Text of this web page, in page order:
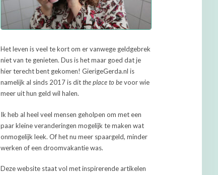
Het leven is veel te kort om er vanwege geldgebrek
niet van te genieten. Dus is het maar goed dat je
hier terecht bent gekomen! GierigeGerda.nl is
namelijk al sinds 2017 is ditthe place to bevoor wie
meer uit hun geld wil halen.
Ik heb al heel veel mensen geholpen om met een
paar kleine veranderingen mogelijk te maken wat
onmogelijk leek. Of het nu meer spaargeld, minder
werken of een droomvakantie was.
Deze website staat vol met inspirerende artikelen